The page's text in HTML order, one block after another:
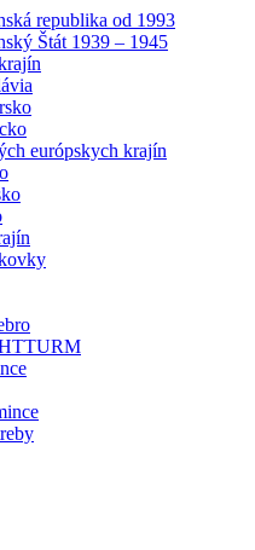
republika od 1993
Štát 1939 – 1945
európskych krajín